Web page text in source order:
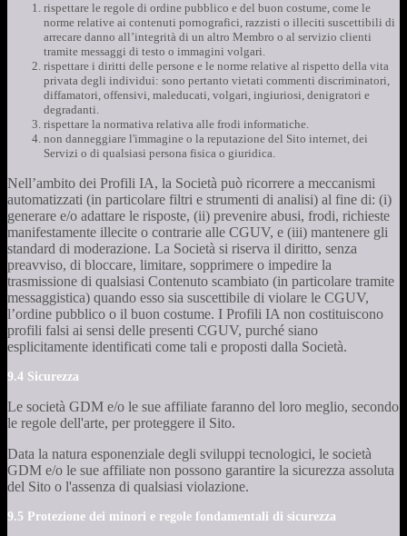
rispettare le regole di ordine pubblico e del buon costume, come le
norme relative ai contenuti pornografici, razzisti o illeciti suscettibili di
arrecare danno all’integrità di un altro Membro o al servizio clienti
tramite messaggi di testo o immagini volgari.
rispettare i diritti delle persone e le norme relative al rispetto della vita
privata degli individui: sono pertanto vietati commenti discriminatori,
diffamatori, offensivi, maleducati, volgari, ingiuriosi, denigratori e
degradanti.
rispettare la normativa relativa alle frodi informatiche.
non danneggiare l'immagine o la reputazione del Sito internet, dei
Servizi o di qualsiasi persona fisica o giuridica.
Nell’ambito dei Profili IA, la Società può ricorrere a meccanismi
automatizzati (in particolare filtri e strumenti di analisi) al fine di: (i)
generare e/o adattare le risposte, (ii) prevenire abusi, frodi, richieste
manifestamente illecite o contrarie alle CGUV, e (iii) mantenere gli
standard di moderazione. La Società si riserva il diritto, senza
preavviso, di bloccare, limitare, sopprimere o impedire la
trasmissione di qualsiasi Contenuto scambiato (in particolare tramite
messaggistica) quando esso sia suscettibile di violare le CGUV,
l’ordine pubblico o il buon costume. I Profili IA non costituiscono
profili falsi ai sensi delle presenti CGUV, purché siano
esplicitamente identificati come tali e proposti dalla Società.
9.4 Sicurezza
Le società GDM e/o le sue affiliate faranno del loro meglio, secondo
le regole dell'arte, per proteggere il Sito.
Data la natura esponenziale degli sviluppi tecnologici, le società
GDM e/o le sue affiliate non possono garantire la sicurezza assoluta
del Sito o l'assenza di qualsiasi violazione.
9.5 Protezione dei minori e regole fondamentali di sicurezza